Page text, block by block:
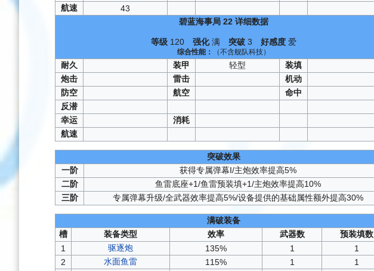
航速
43
碧蓝海事局 22详细数据
等级 120 强化满 突破 3 好感度 爱
综合性能： （不含舰队科技）
耐久 装甲 轻型
装填
炮击
雷击
机动
防空
航空
命中
反潜
幸运
消耗
航速
突破效果
一阶
获得专属弹幕I/主炮效率提高5%
二阶
鱼雷底座+1/鱼雷预装填+1/主炮效率提高10%
三阶
专属弹幕升级/全武器效率提高5%/设备提供的基础属性额外提高30%
满破装备
槽
装备类型 效率 武器数
预装填数
1
驱逐炮 135% 1
1
2
水面鱼雷 115% 1
1